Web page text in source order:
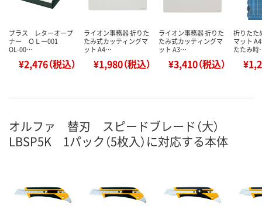
プラス レターオープ
ナー ＯＬー001
OL-00…
¥2,476（税込）
ライオン事務器 折りた
たみ式カッティングマ
ット A4…
¥1,980（税込）
ライオン事務器 折りた
たみ式カッティングマ
ット A3…
¥3,410（税込）
折りたた
マット
たたみ
オルファ 替刃 スピードブレード（大）
LBSP5K 1パック（5枚入）に対応する本体